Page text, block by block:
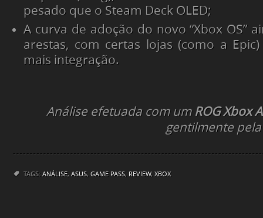
pesado que o Steam Deck OLED;
A curva de adoção do novo “Xbox OS”
arestas, com certas lojas (como a
mais integração.
Análise efetuada com um ROG Xbox
gentilmente
TAGS: ANÁLISE, ASUS, GAME PASS, REVIEW, XBOX